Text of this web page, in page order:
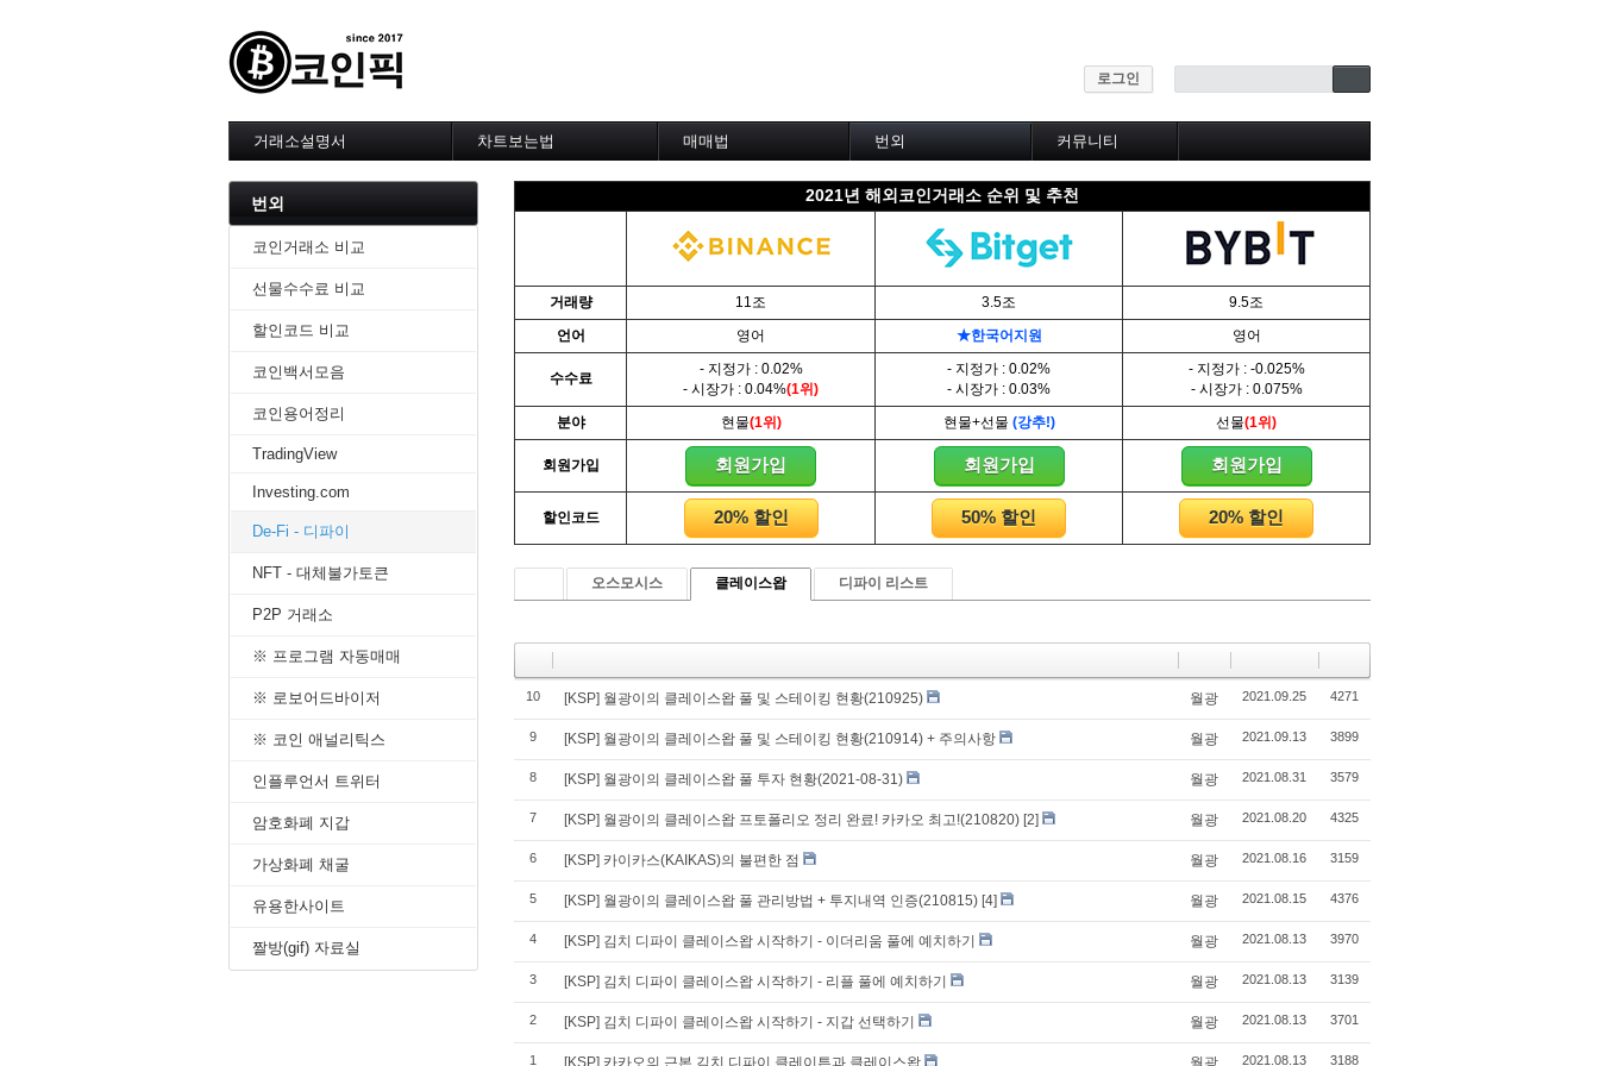
로그인
거래소설명서 차트보는법
2. 비트맥스 차트설정
5. 빗썸 차트설정
6. 트레이딩뷰
7. 크립토워치
2. 봉차트
3. 호가창,거래창
10. 데드크로스
1. 캔들 패턴(1)
2. 캔들 패턴(2)
3. 캔들 패턴(3)
4. 캔들 패턴(4)
5. 캔들 패턴(5)
1. 삼각수렴 패턴
2. 쐐기형 패턴
3. 삼각수렴 패턴 종류
4. 쌍바닥 패턴
5. 데드 캣 바운스 패턴
6. 헤드 앤 숄더 패턴
7. 하모닉 패턴
8. 다우이론 패턴
9. 하이먼민스키 패턴
10. 엘리어트 파동
-------기술적 지표-------
1. MA - 이동평균선
매매법
3. 골든크로스 매매법
5. MACD 매매법
6. RSI 매매법
7. 볼린저밴드 매매법
8. 피보나치 매매법
9. 거래량 매매법
10. 사께다전법
11. 엘리어트 매매법
12. 쌍바닥,쌍봉 매매법
13. 지지 & 저항 매매법
14. 일목균형표 매매법
15. DMI 매매법
번외
선물수수료 비교
코인백서모음
코인용어정리
TradingView
Investing.com
De-Fi - 디파이
NFT - 대체불가토큰
※ 프로그램 자동매매
※ 로보어드바이저
※ 코인 애널리틱스
인플루언서 트위터
암호화폐 지갑
가상화폐 채굴
짤방(gif) 자료실
커뮤니티
자유게시판
BEST게시판
추천패널
번외
코인거래소 비교
선물수수료 비교
할인코드 비교
코인백서모음
코인용어정리
TradingView
Investing.com
De-Fi - 디파이
NFT - 대체불가토큰
P2P 거래소
※ 프로그램 자동매매
※ 로보어드바이저
※ 코인 애널리틱스
인플루언서 트위터
암호화폐 지갑
가상화폐 채굴
유용한사이트
짤방(gif) 자료실
2021년 해외코인거래소 순위 및 추천
거래량 11조 3.5조
9.5조
언어
영어 ★한국어지원 영어
수수료
- 지정가 : 0.02%
- 시장가 : 0.04%(1위)
- 지정가 : 0.02%
- 시장가 : 0.03%
- 지정가 : -0.025%
- 시장가 : 0.075%
분야
현물(1위) 현물+선물 (강추!) 선물(1위)
회원가입 회원가입 회원가입 회원가입
할인코드 20% 할인 50% 할인 20% 할인
오스모시스 클레이스왑 디파이 리스트
10 [KSP] 월광이의 클레이스왑 풀 및 스테이킹 현황(210925) 월광 2021.09.25 4271
9 [KSP] 월광이의 클레이스왑 풀 및 스테이킹 현황(210914) + 주의사항 월광 2021.09.13 3899
8 [KSP] 월광이의 클레이스왑 풀 투자 현황(2021-08-31) 월광 2021.08.31 3579
7 [KSP] 월광이의 클레이스왑 프토폴리오 정리 완료! 카카오 최고!(210820) [2] 월광 2021.08.20 4325
6 [KSP] 카이카스(KAIKAS)의 불편한 점 월광 2021.08.16 3159
5 [KSP] 월광이의 클레이스왑 풀 관리방법 + 투지내역 인증(210815) [4] 월광 2021.08.15 4376
4 [KSP] 김치 디파이 클레이스왑 시작하기 - 이더리움 풀에 예치하기 월광 2021.08.13 3970
3 [KSP] 김치 디파이 클레이스왑 시작하기 - 리플 풀에 예치하기 월광 2021.08.13 3139
2 [KSP] 김치 디파이 클레이스왑 시작하기 - 지갑 선택하기 월광 2021.08.13 3701
1 [KSP] 카카오의 근본 김치 디파이 클레이튼과 클레이스왑 월광 2021.08.13 3188